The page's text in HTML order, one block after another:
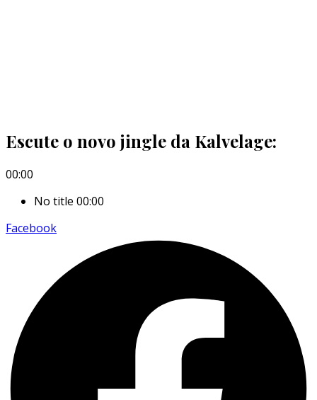
Escute o novo jingle da Kalvelage:
00:00
No title 00:00
Facebook